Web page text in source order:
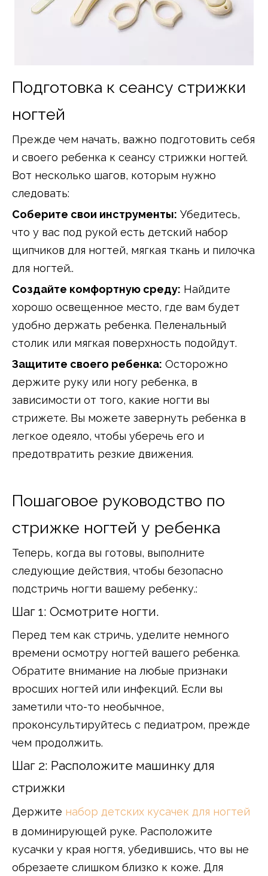
Подготовка к сеансу стрижки
ногтей
Прежде чем начать, важно подготовить себя
и своего ребенка к сеансу стрижки ногтей.
Вот несколько шагов, которым нужно
следовать:
Соберите свои инструменты: Убедитесь,
что у вас под рукой есть детский набор
щипчиков для ногтей, мягкая ткань и пилочка
для ногтей..
Создайте комфортную среду: Найдите
хорошо освещенное место, где вам будет
удобно держать ребенка. Пеленальный
столик или мягкая поверхность подойдут.
Защитите своего ребенка: Осторожно
держите руку или ногу ребенка, в
зависимости от того, какие ногти вы
стрижете. Вы можете завернуть ребенка в
легкое одеяло, чтобы уберечь его и
предотвратить резкие движения.
Пошаговое руководство по
стрижке ногтей у ребенка
Теперь, когда вы готовы, выполните
следующие действия, чтобы безопасно
подстричь ногти вашему ребенку.:
Шаг 1: Осмотрите ногти.
Перед тем как стричь, уделите немного
времени осмотру ногтей вашего ребенка.
Обратите внимание на любые признаки
вросших ногтей или инфекций. Если вы
заметили что-то необычное,
проконсультируйтесь с педиатром, прежде
чем продолжить.
Шаг 2: Расположите машинку для
стрижки
Держите набор детских кусачек для ногтей
в доминирующей руке. Расположите
кусачки у края ногтя, убедившись, что вы не
обрезаете слишком близко к коже. Для